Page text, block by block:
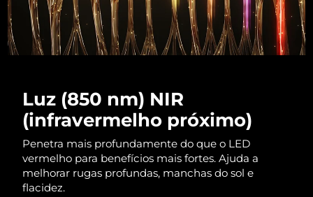
Luz (850 nm) NIR
(infravermelho próximo)
Penetra mais profundamente do que o LED
vermelho para benefícios mais fortes. Ajuda a
melhorar rugas profundas, manchas do sol e
flacidez.
Malta Entrega prevista 8/10/26
México Entrega prevista8/14/26
Mônaco
Países Baixos Entrega prevista
Nova Zelândia Entrega prevista8/10/26
Noruega